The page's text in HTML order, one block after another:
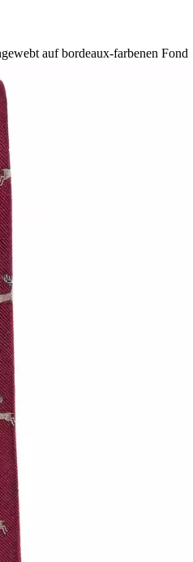
auf bordeaux-farbenen Fond